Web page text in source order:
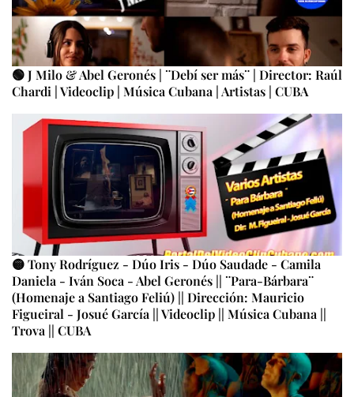
🟢 J Milo & Abel Geronés | ¨Debí ser más¨ | Director: Raúl
Chardi | Videoclip | Música Cubana | Artistas | CUBA
🟡 Tony Rodríguez - Dúo Iris - Dúo Saudade - Camila
Daniela - Iván Soca - Abel Geronés || ¨Para-Bárbara¨
(Homenaje a Santiago Feliú) || Dirección: Mauricio
Figueiral - Josué García || Videoclip || Música Cubana ||
Trova || CUBA